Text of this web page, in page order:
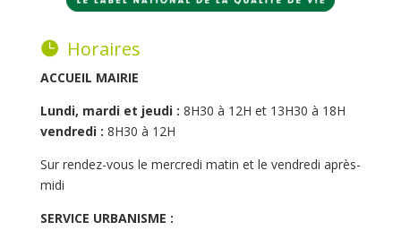
Horaires
ACCUEIL MAIRIE
Lundi, mardi et jeudi : 8H30 à 12H et 13H30 à 18H
vendredi : 8H30 à 12H
Sur rendez-vous le mercredi matin et le vendredi après-
midi
SERVICE URBANISME :